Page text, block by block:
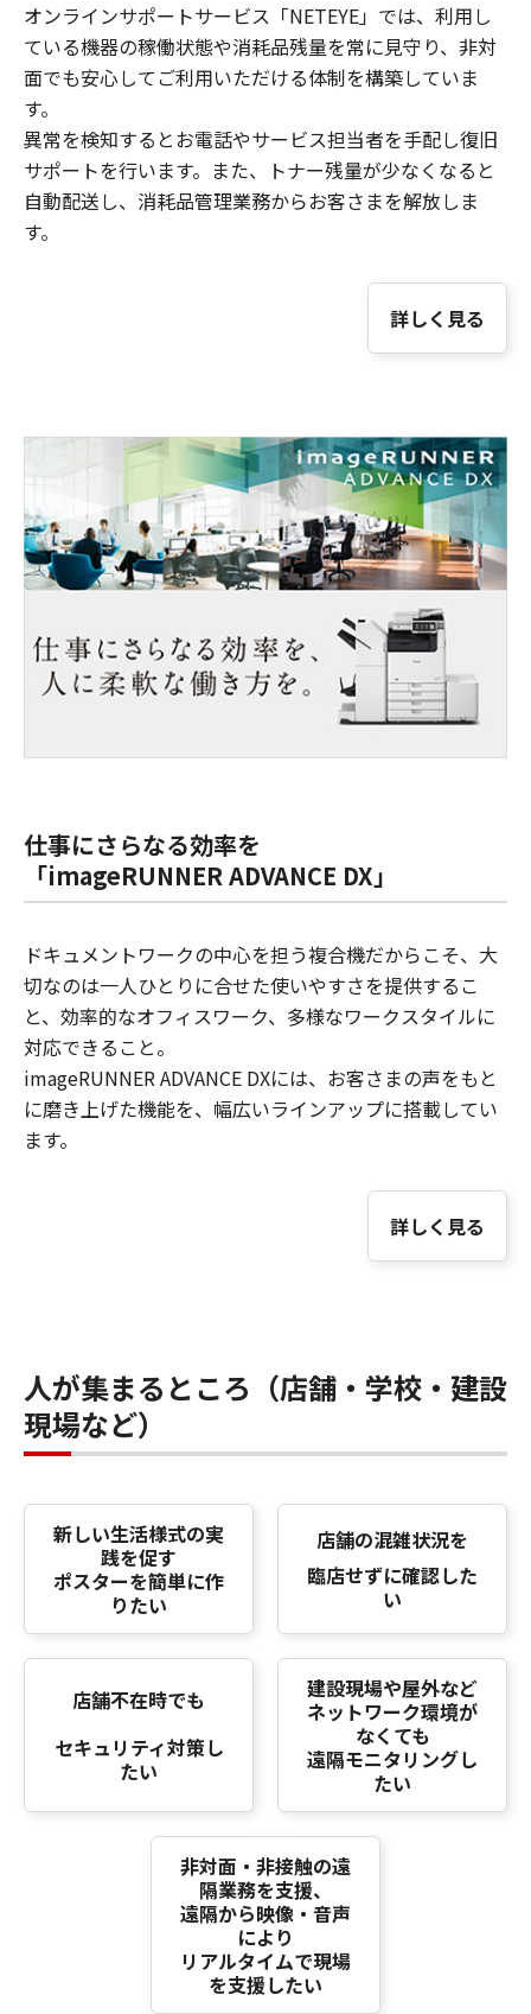
オンラインサポートサービス「NETEYE」では、利用し
ている機器の稼働状態や消耗品残量を常に見守り、非対
面でも安心してご利用いただける体制を構築していま
す。
異常を検知するとお電話やサービス担当者を手配し復旧
サポートを行います。また、トナー残量が少なくなると
自動配送し、消耗品管理業務からお客さまを解放しま
す。
詳しく見る
仕事にさらなる効率を
「imageRUNNER ADVANCE DX」
ドキュメントワークの中心を担う複合機だからこそ、大
切なのは一人ひとりに合せた使いやすさを提供するこ
と、効率的なオフィスワーク、多様なワークスタイルに
対応できること。
imageRUNNER ADVANCE DXには、お客さまの声をもと
に磨き上げた機能を、幅広いラインアップに搭載してい
ます。
詳しく見る
人が集まるところ（店舗・学校・建設
現場など）
新しい生活様式の実
践を促す
ポスターを簡単に作
りたい
店舗の混雑状況を
臨店せずに確認した
い
店舗不在時でも
セキュリティ対策し
たい
建設現場や屋外など
ネットワーク環境が
なくても
遠隔モニタリングし
たい
非対面・非接触の遠
隔業務を支援、
遠隔から映像・音声
により
リアルタイムで現場
を支援したい